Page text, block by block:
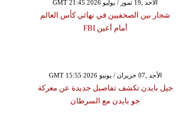
GMT 21:45 2026 الأحد ,19 تموز / يوليو
شجار بين الصحفيين في نهائي كأس العالم
أمام أعين FBI
GMT 15:55 2026 الأحد ,07 حزيران / يونيو
جيل بايدن تكشف تفاصيل جديدة عن معركة
جو بايدن مع السرطان